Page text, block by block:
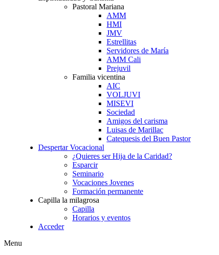
Pastoral Mariana
AMM
HMI
JMV
Estrellitas
Servidores de María
AMM Cali
Prejuvil
Familia vicentina
AIC
VOLJUVI
MISEVI
Sociedad
Amigos del carisma
Luisas de Marillac
Catequesis del Buen Pastor
Despertar Vocacional
¿Quieres ser Hija de la Caridad?
Esparcir
Seminario
Vocaciones Jovenes
Formación permanente
Capilla la milagrosa
Capilla
Horarios y eventos
Acceder
Menu